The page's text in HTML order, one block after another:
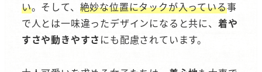
い。そして、 絶妙な位置にタックが入っている事
で人とは一味違ったデザインになると共に、 着や
すさや動きやすさ にも配慮されています。